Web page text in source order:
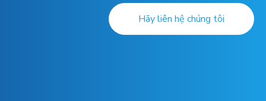
Hãy liên hệ chúng tôi